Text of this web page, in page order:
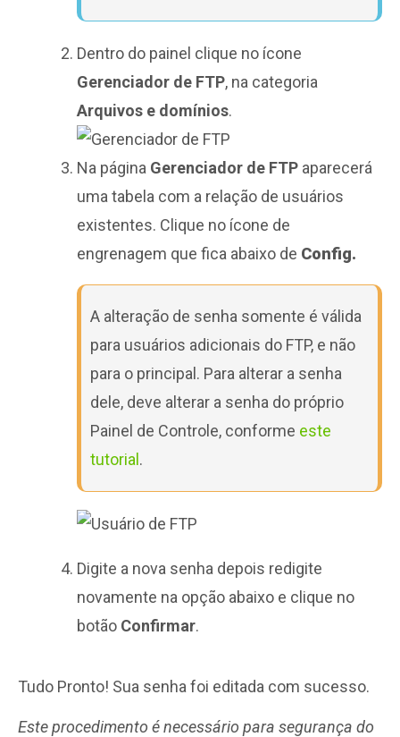
Dentro do painel clique no ícone
Gerenciador de FTP, na categoria
Arquivos e domínios.
Na página Gerenciador de FTP aparecerá
uma tabela com a relação de usuários
existentes. Clique no ícone de
engrenagem que fica abaixo de Config.
A alteração de senha somente é válida
para usuários adicionais do FTP, e não
para o principal. Para alterar a senha
dele, deve alterar a senha do próprio
Painel de Controle, conforme este
tutorial .
Digite a nova senha depois redigite
novamente na opção abaixo e clique no
botão Confirmar.
Tudo Pronto! Sua senha foi editada com sucesso.
Este procedimento é necessário para segurança do